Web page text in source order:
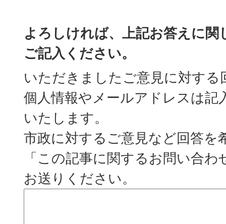
よろしければ、上記お答えに関
ご記入ください。
いただきましたご意見に対する
個人情報やメールアドレスは記
いたします。
市政に対するご意見など回答を
「この記事に関するお問い合
お送りください。